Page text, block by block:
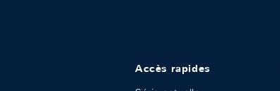
Accès rapides